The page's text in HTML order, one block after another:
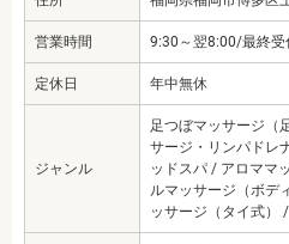
営業時間 9:30～翌8:00/最終受
定休日 年中無休
ジャンル
足つぼマッサージ（
サージ・リンパドレ
ッドスパ / アロママ
ルマッサージ（ボデ
ッサージ（タイ式）